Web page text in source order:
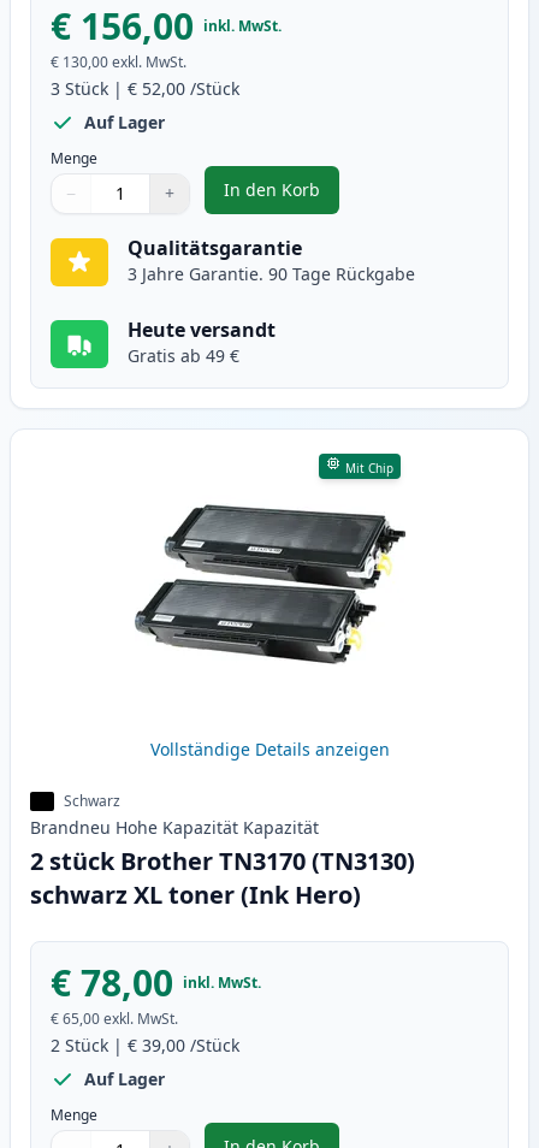
€ 156,00 inkl. MwSt.
€ 130,00exkl. MwSt.
3 Stück | € 52,00 /Stück
Auf Lager
Menge
Verwenden Sie die Tasten, um anzupassen
− +
1
In den Korb
, 3 stück Brother TN3170 /
Qualitätsgarantie
3 Jahre Garantie. 90 Tage Rückgabe
Heute versandt
Gratis ab 49 €
Mit Chip
Vollständige Details anzeigen
Schwarz
Brandneu Hohe Kapazität Kapazität
2 stück Brother TN3170 (TN3130)
schwarz XL toner (Ink Hero)
€ 78,00 inkl. MwSt.
€ 65,00exkl. MwSt.
2 Stück | € 39,00 /Stück
Auf Lager
Menge